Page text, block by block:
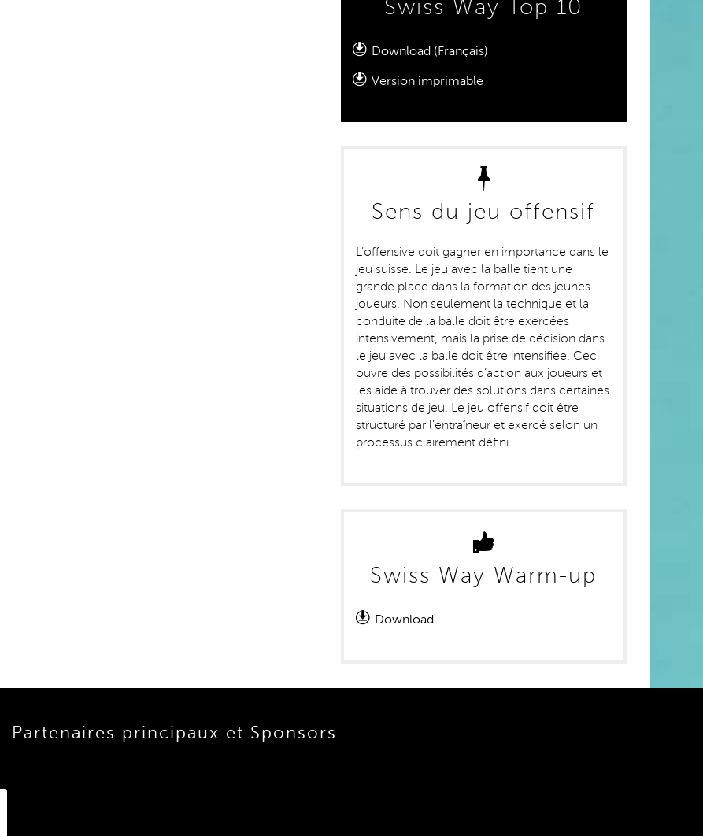
Swiss Way Top 10
Download (Français)
Version imprimable
Sens du jeu offensif
L’offensive doit gagner en importance dans le
jeu suisse. Le jeu avec la balle tient une
grande place dans la formation des jeunes
joueurs. Non seulement la technique et la
conduite de la balle doit être exercées
intensivement, mais la prise de décision dans
le jeu avec la balle doit être intensifiée. Ceci
ouvre des possibilités d’action aux joueurs et
les aide à trouver des solutions dans certaines
situations de jeu. Le jeu offensif doit être
structuré par l’entraîneur et exercé selon un
processus clairement défini.
Swiss Way Warm-up
Download
Partenaires principaux et Sponsors